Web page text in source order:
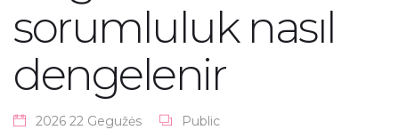
sorumluluk nasıl
dengelenir
2026 22 Gegužės Public